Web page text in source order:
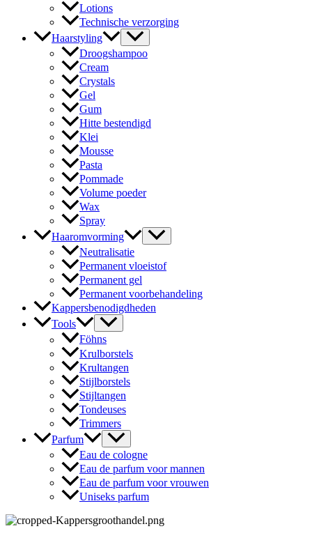
Lotions
Technische verzorging
Haarstyling
Droogshampoo
Cream
Crystals
Gel
Gum
Hitte bestendigd
Klei
Mousse
Pasta
Pommade
Volume poeder
Wax
Spray
Haaromvorming
Neutralisatie
Permanent vloeistof
Permanent gel
Permanent voorbehandeling
Kappersbenodigdheden
Tools
Föhns
Krulborstels
Krultangen
Stijlborstels
Stijltangen
Tondeuses
Trimmers
Parfum
Eau de cologne
Eau de parfum voor mannen
Eau de parfum voor vrouwen
Uniseks parfum